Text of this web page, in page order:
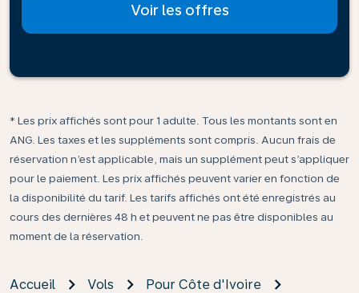
Voir les offres
* Les prix affichés sont pour 1 adulte. Tous les montants sont en
ANG. Les taxes et les suppléments sont compris. Aucun frais de
réservation n’est applicable, mais un supplément peut s’appliquer
pour le paiement. Les prix affichés peuvent varier en fonction de
la disponibilité du tarif. Les tarifs affichés ont été enregistrés au
cours des dernières 48 h et peuvent ne pas être disponibles au
moment de la réservation.
Accueil Vols
Pour Côte d'Ivoire